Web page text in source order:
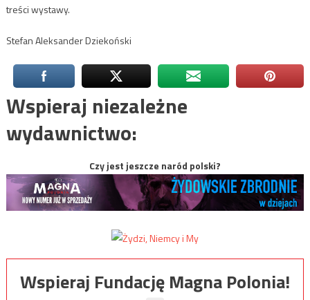
treści wystawy.
Stefan Aleksander Dziekoński
Wspieraj niezależne
wydawnictwo:
Czy jest jeszcze naród polski?
Wspieraj Fundację Magna Polonia!